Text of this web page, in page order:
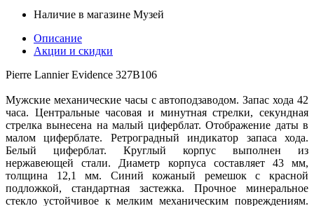
Наличие в магазине Музей
Описание
Акции и скидки
Pierre Lannier Evidence 327B106
Мужские механические часы с автоподзаводом. Запас хода 42
часа. Центральные часовая и минутная стрелки, секундная
стрелка вынесена на малый циферблат. Отображение даты в
малом циферблате. Ретроградный индикатор запаса хода.
Белый циферблат. Круглый корпус выполнен из
нержавеющей стали. Диаметр корпуса составляет 43 мм,
толщина 12,1 мм. Синий кожаный ремешок с красной
подложкой, стандартная застежка. Прочное минеральное
стекло устойчивое к мелким механическим повреждениям.